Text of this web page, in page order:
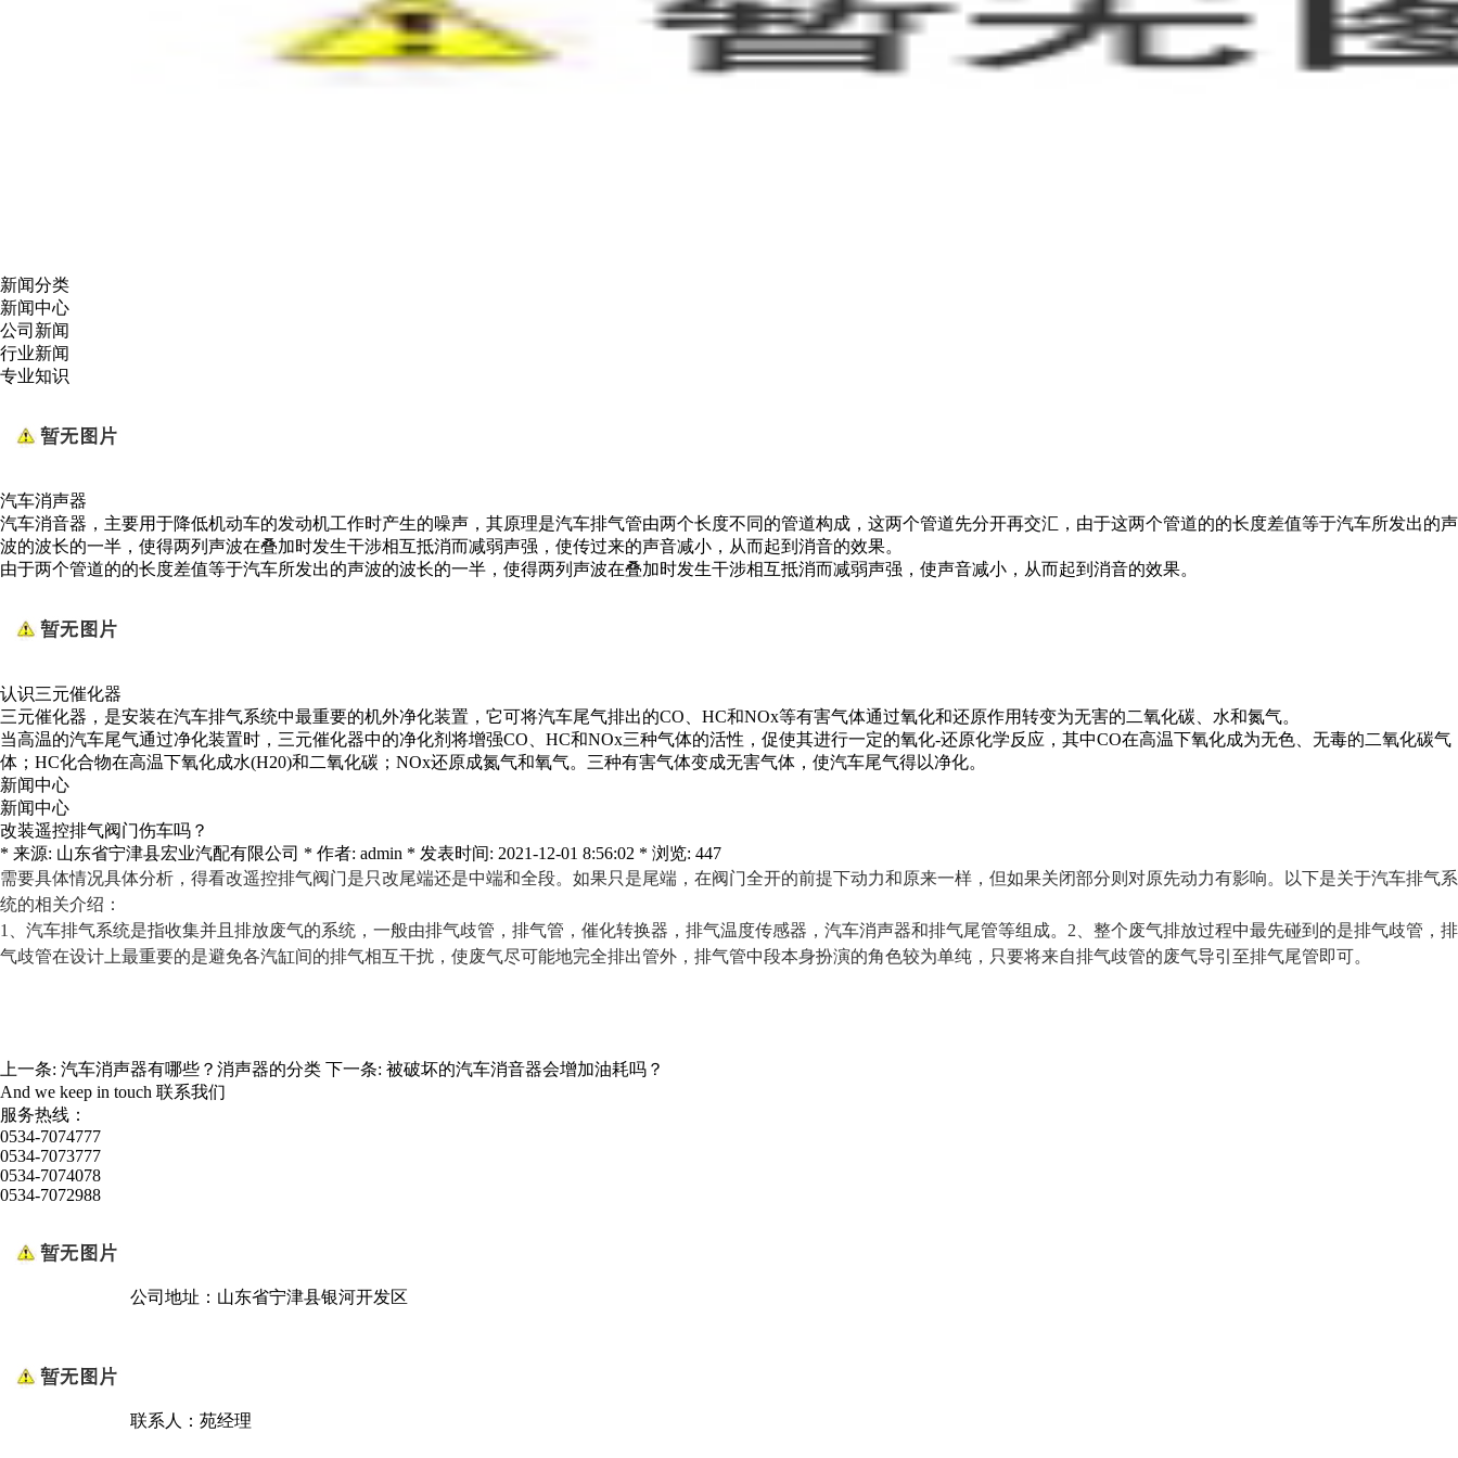
新闻分类
新闻中心
公司新闻
行业新闻
专业知识
汽车消声器
汽车消音器，主要用于降低机动车的发动机工作时产生的噪声，其原理是汽车排气管由两个长度不同的管道构成，这两个管道先分开再交汇，由于这两个管道的的长度差值等于汽车所发出的声
波的波长的一半，使得两列声波在叠加时发生干涉相互抵消而减弱声强，使传过来的声音减小，从而起到消音的效果。
由于两个管道的的长度差值等于汽车所发出的声波的波长的一半，使得两列声波在叠加时发生干涉相互抵消而减弱声强，使声音减小，从而起到消音的效果。
认识三元催化器
三元催化器，是安装在汽车排气系统中最重要的机外净化装置，它可将汽车尾气排出的CO、HC和NOx等有害气体通过氧化和还原作用转变为无害的二氧化碳、水和氮气。
当高温的汽车尾气通过净化装置时，三元催化器中的净化剂将增强CO、HC和NOx三种气体的活性，促使其进行一定的氧化-还原化学反应，其中CO在高温下氧化成为无色、无毒的二氧化碳气
体；HC化合物在高温下氧化成水(H20)和二氧化碳；NOx还原成氮气和氧气。三种有害气体变成无害气体，使汽车尾气得以净化。
新闻中心
新闻中心
改装遥控排气阀门伤车吗？
* 来源: 山东省宁津县宏业汽配有限公司 * 作者: admin * 发表时间: 2021-12-01 8:56:02 * 浏览: 447
需要具体情况具体分析，得看改遥控排气阀门是只改尾端还是中端和全段。如果只是尾端，在阀门全开的前提下动力和原来一样，但如果关闭部分则对原先动力有影响。以下是关于汽车排气系
统的相关介绍：
1、汽车排气系统是指收集并且排放废气的系统，一般由排气歧管，排气管，催化转换器，排气温度传感器，汽车消声器和排气尾管等组成。2、整个废气排放过程中最先碰到的是排气歧管，排
气歧管在设计上最重要的是避免各汽缸间的排气相互干扰，使废气尽可能地完全排出管外，排气管中段本身扮演的角色较为单纯，只要将来自排气歧管的废气导引至排气尾管即可。
上一条: 汽车消声器有哪些？消声器的分类 下一条: 被破坏的汽车消音器会增加油耗吗？
And we keep in touch 联系我们
服务热线：
0534-7074777
0534-7073777
0534-7074078
0534-7072988
公司地址：山东省宁津县银河开发区
联系人：苑经理